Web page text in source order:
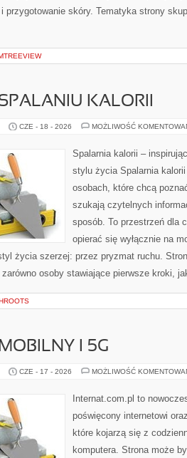
przygotowanie skóry. Tematyka strony
KALORII
CZE - 18 - 2026 MOŻLIWOŚĆ
Spalarnia kalorii –
stylu życia Spalarnia
osobach, które chcą
szukają czytelnych
sposób. To przestrzeń dla
opierać się wyłącznie na
życia szerzej: przez pryzmat ruchu.
zarówno osoby stawiające pierwsze kroki,
I 5G
CZE - 17 - 2026 MOŻLIWOŚĆ
Internat.com.pl to
poświęcony internetowi
które kojarzą się z
komputera. Strona może